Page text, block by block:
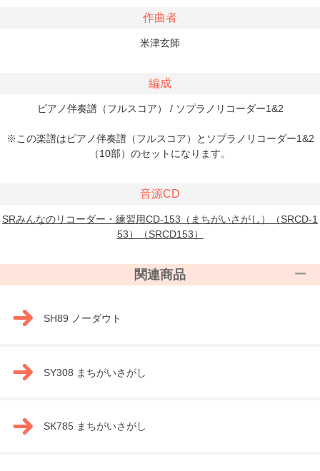
作曲者
米津玄師
編成
ピアノ伴奏譜（フルスコア） / ソプラノリコーダー1&2
※この楽譜はピアノ伴奏譜（フルスコア）とソプラノリコーダー1&2
（10部）のセットになります。
音源CD
SRみんなのリコーダー・練習用CD-153（まちがいさがし）（SRCD-1
53）（SRCD153）
関連商品
SH89 ノーダウト
SY308 まちがいさがし
SK785 まちがいさがし